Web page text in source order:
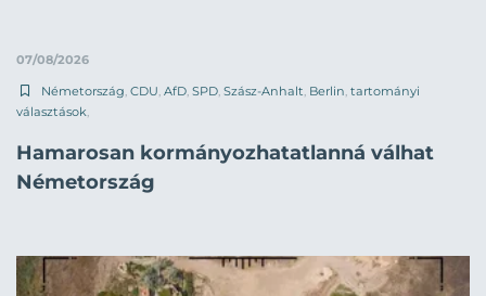
07/08/2026
Németország CDU AfD SPD Szász-Anhalt Berlin tartományi
választások
Hamarosan kormányozhatatlanná válhat
Németország